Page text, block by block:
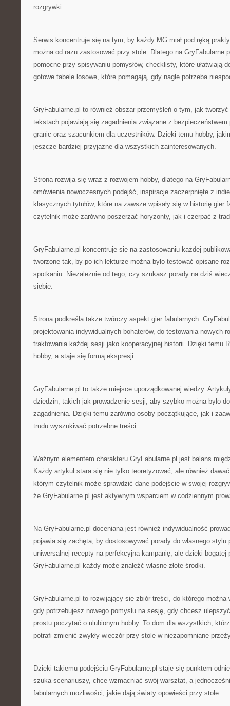
rozgrywki.
Serwis koncentruje się na tym, by każdy MG miał pod ręką
można od razu zastosować przy stole. Dlatego na
pomocne przy spisywaniu pomysłów, checklisty, które ułatwiają
gotowe tabele losowe, które pomagają, gdy nagle potrzeba
GryFabularne.pl to również obszar przemyśleń o tym, jak
tekstach pojawiają się zagadnienia związane z
granic oraz szacunkiem dla uczestników. Dzięki temu hobby,
jeszcze bardziej przyjazne dla wszystkich zainteresowanych.
Strona rozwija się wraz z rozwojem hobby, dlatego na
omówienia nowoczesnych podejść, inspiracje zaczerpnięte z
klasycznych tytułów, które na zawsze wpisały się w historię gier
czytelnik może zarówno poszerzać horyzonty, jak i czerpać z
GryFabularne.pl koncentruje się na zastosowaniu każdej
tworzone tak, by po ich lekturze można było testować opisane
spotkaniu. Niezależnie od tego, czy szukasz porady na dziś
siebie.
Strona podkreśla także twórczy aspekt gier fabularnych.
projektowania indywidualnych bohaterów, do testowania nowych
traktowania każdej sesji jako kooperacyjnej historii. Dzięki temu
hobby, a staje się formą ekspresji.
GryFabularne.pl to także miejsce uporządkowanej wiedzy.
dziedzin, takich jak prowadzenie sesji, aby szybko można było
zagadnienia. Dzięki temu zarówno osoby początkujące, jak i
trudu wyszukiwać potrzebne treści.
Ważnym elementem charakteru GryFabularne.pl jest balans
Każdy artykuł stara się nie tylko teoretyzować, ale również
którym czytelnik może sprawdzić dane podejście w swojej
że GryFabularne.pl jest aktywnym wsparciem w codziennym
Na GryFabularne.pl doceniana jest również indywidualność
pojawia się zachęta, by dostosowywać porady do własnego stylu
uniwersalnej recepty na perfekcyjną kampanię, ale dzięki bogatej
GryFabularne.pl każdy może znaleźć własne złote środki.
GryFabularne.pl to rozwijający się zbiór treści, do którego
gdy potrzebujesz nowego pomysłu na sesję, gdy chcesz
prostu poczytać o ulubionym hobby. To dom dla wszystkich,
potrafi zmienić zwykły wieczór przy stole w niezapomniane
Dzięki takiemu podejściu GryFabularne.pl staje się punktem
szuka scenariuszy, chce wzmacniać swój warsztat, a
fabularnych możliwości, jakie dają światy opowieści przy stole.